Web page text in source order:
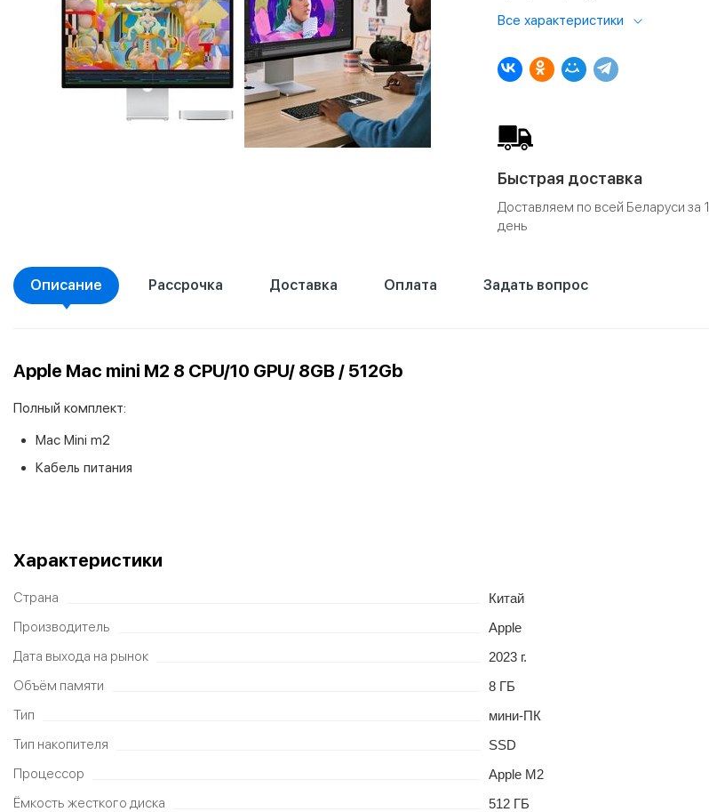
Все характеристики
Быстрая доставка
Доставляем по всей Беларуси за 1
день
Описание Рассрочка Доставка Оплата Задать вопрос
Apple Mac mini M2 8 CPU/10 GPU/ 8GB / 512Gb
Полный комплект:
Mac Mini m2
Кабель питания
Характеристики
Страна Китай
Производитель Apple
Дата выхода на рынок 2023 г.
Объём памяти 8 ГБ
Тип мини-ПК
Тип накопителя SSD
Процессор Apple M2
Ёмкость жесткого диска 512 ГБ